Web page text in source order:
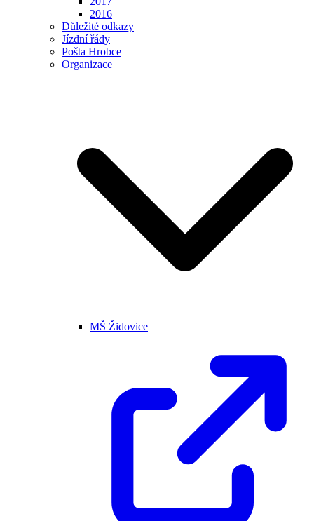
2016
Důležité odkazy
Jízdní řády
Pošta Hrobce
Organizace
MŠ Židovice